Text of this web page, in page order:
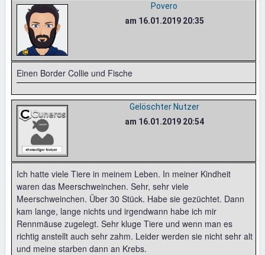
Povero
am 16.01.2019 20:35
Einen Border Collie und Fische
Gelöschter Nutzer
am 16.01.2019 20:54
Ich hatte viele Tiere in meinem Leben. In meiner Kindheit
waren das Meerschweinchen. Sehr, sehr viele
Meerschweinchen. Über 30 Stück. Habe sie gezüchtet. Dann
kam lange, lange nichts und irgendwann habe ich mir
Rennmäuse zugelegt. Sehr kluge Tiere und wenn man es
richtig anstellt auch sehr zahm. Leider werden sie nicht sehr alt
und meine starben dann an Krebs.